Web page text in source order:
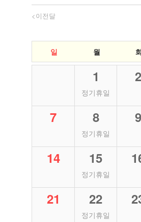
<이전달
일 월
1
정기휴일
2
7 8
정기휴일
9
14 15
정기휴일
21 22
정기휴일